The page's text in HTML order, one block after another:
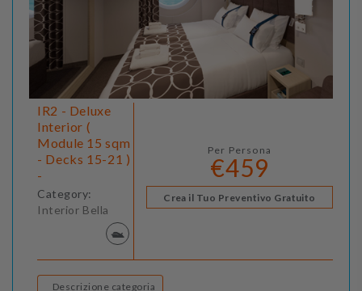
IR2 - Deluxe
Interior (
Module 15 sqm
- Decks 15-21 )
-
Category:
Interior Bella
Per Persona
€459
Crea il Tuo Preventivo Gratuito
Descrizione categoria